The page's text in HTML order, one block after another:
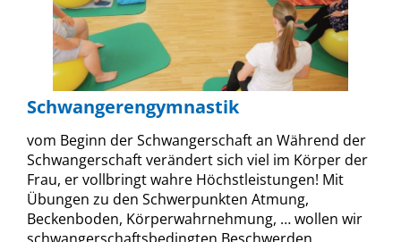
Schwangerengymnastik
vom Beginn der Schwangerschaft an Während der
Schwangerschaft verändert sich viel im Körper der
Frau, er vollbringt wahre Höchstleistungen! Mit
Übungen zu den Schwerpunkten Atmung,
Beckenboden, Körperwahrnehmung, … wollen wir